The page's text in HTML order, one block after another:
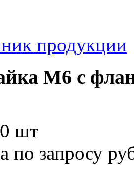
продукции
М6 с
шт
по запросу